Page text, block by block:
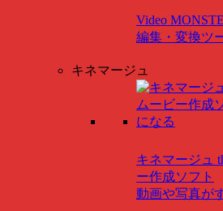
Video
編集・変換ツ
キネマージュ
キネマージュ
ー作成ソフト
動画や写真が